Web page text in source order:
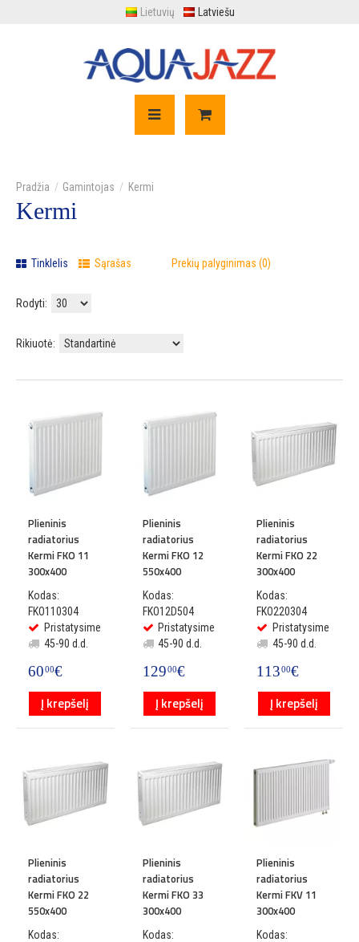
Lietuvių Latviešu
Gamintojas Kermi
Kermi
Tinklelis Sąrašas Prekių palyginimas (0)
Rodyti:
Rikiuotė:
Plieninis
radiatorius
Kermi FKO 11
300x400
Kodas:
FKO110304
Pristatysime
45-90 d.d.
6000€
Į krepšelį
Plieninis
radiatorius
Kermi FKO 12
550x400
Kodas:
FKO12D504
Pristatysime
45-90 d.d.
12900€
Į krepšelį
Plieninis
radiatorius
Kermi FKO 22
300x400
Kodas:
FKO220304
Pristatysime
45-90 d.d.
11300€
Į krepšelį
Plieninis
radiatorius
Kermi FKO 22
550x400
Kodas:
Plieninis
radiatorius
Kermi FKO 33
300x400
Kodas:
Plieninis
radiatorius
Kermi FKV 11
300x400
Kodas: